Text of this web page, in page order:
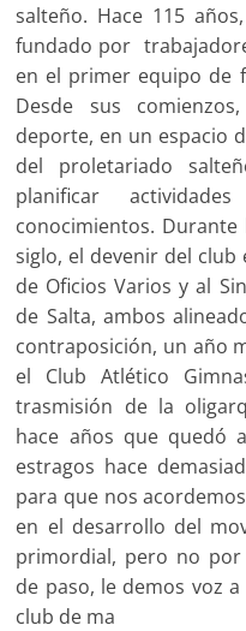
salteño. Hace 115
fundado por
en el primer equipo de
Desde sus
deporte, en un espacio
del proletariado
planificar
conocimientos.
siglo, el devenir del club
de Oficios Varios y al
de Salta, ambos
contraposición, un año
el Club Atlético
trasmisión de la
hace años que quedó
estragos hace
para que nos
en el desarrollo del
primordial, pero no por
de paso, le demos voz
club de ma